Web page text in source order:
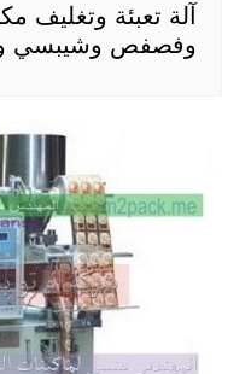
آلة تعبئة
وفصفص وشيبسي